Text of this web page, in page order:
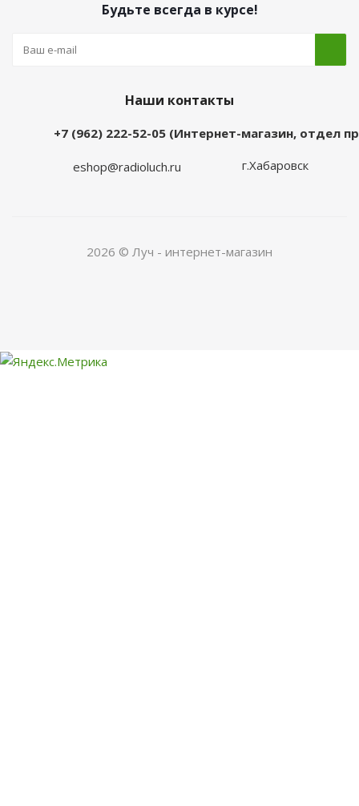
Будьте всегда в курсе!
Наши контакты
+7 (962) 222-52-05 (Интернет-магазин, отдел
eshop@radioluch.ru г.Хабаровск
2026 © Луч - интернет-магазин